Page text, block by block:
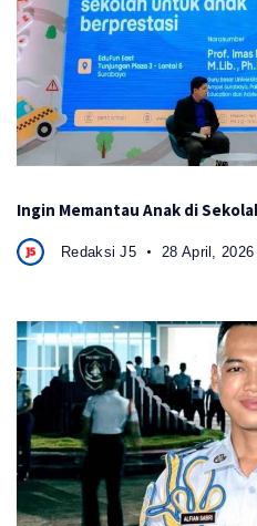
Ingin Memantau Anak di
Redaksi J5 28 April, 2026